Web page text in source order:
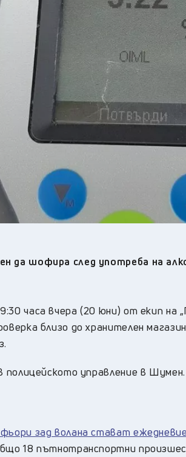
Перник, 27°C
Плевен , 37 °C
Пловдив , 36°C
Разград , 34 °C
Русе 35°C
Силистра °C
Сливен 33°C
Смолян, 28°C
София, 30°C
°C
°C
Шумен,
Ямбол, 35°C
да шофира след употреба на
часа вчера (20 юни) от екип на
близо до хранителен
полицейското управление в
зад волана стават ежедневие
18 пътнотранспортни